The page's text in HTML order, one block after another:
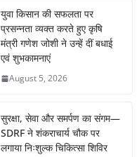
युवा किसान की सफलता पर
प्रसन्नता व्यक्त करते हुए कृषि
मंत्री गणेश जोशी ने उन्हें दीं बधाई
एवं शुभकामनाएं
August 5, 2026
सुरक्षा, सेवा और समर्पण का संगम—
SDRF ने शंकराचार्य चौक पर
लगाया निःशुल्क चिकित्सा शिविर